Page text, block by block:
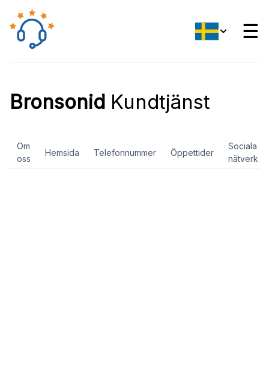
☰
Bronsonid Kundtjänst
Om
oss
Hemsida Telefonnummer Öppettider
Sociala
nätverk